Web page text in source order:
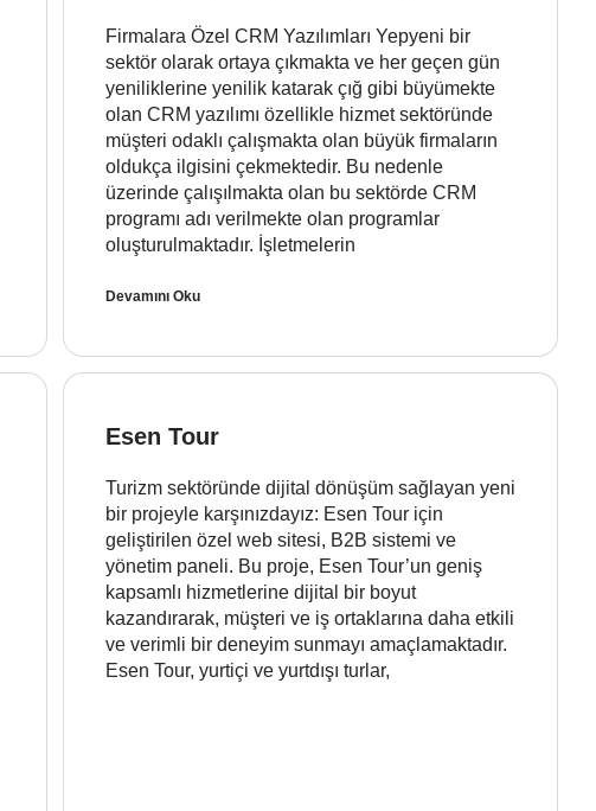
Firmalara Özel CRM Yazılımları Yepyeni bir
sektör olarak ortaya çıkmakta ve her geçen gün
yeniliklerine yenilik katarak çığ gibi büyümekte
olan CRM yazılımı özellikle hizmet sektöründe
müşteri odaklı çalışmakta olan büyük firmaların
oldukça ilgisini çekmektedir. Bu nedenle
üzerinde çalışılmakta olan bu sektörde CRM
programı adı verilmekte olan programlar
oluşturulmaktadır. İşletmelerin
Devamını Oku
Esen Tour
Turizm sektöründe dijital dönüşüm sağlayan yeni
bir projeyle karşınızdayız: Esen Tour için
geliştirilen özel web sitesi, B2B sistemi ve
yönetim paneli. Bu proje, Esen Tour’un geniş
kapsamlı hizmetlerine dijital bir boyut
kazandırarak, müşteri ve iş ortaklarına daha etkili
ve verimli bir deneyim sunmayı amaçlamaktadır.
Esen Tour, yurtiçi ve yurtdışı turlar,